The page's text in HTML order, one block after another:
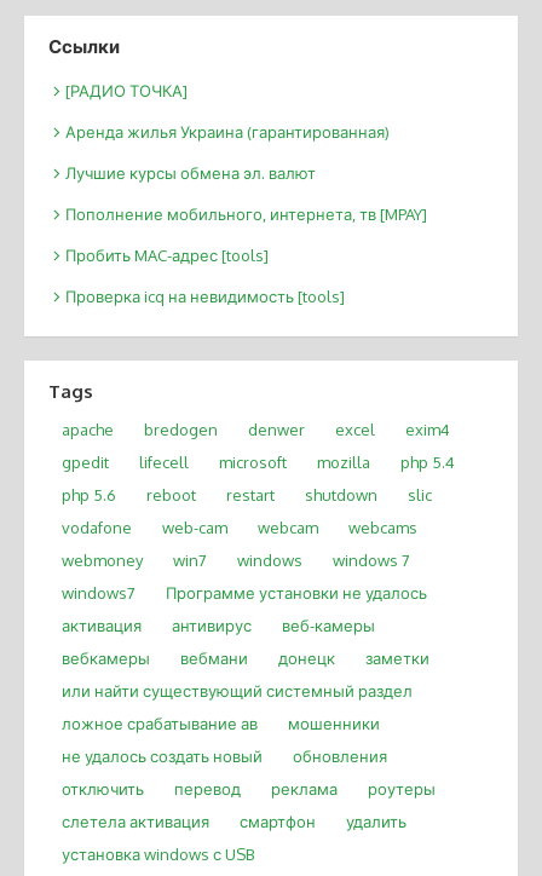
Ссылки
[РАДИО ТОЧКА]
Аренда жилья Украина (гарантированная)
Лучшие курсы обмена эл. валют
Пополнение мобильного, интернета, тв [MPAY]
Пробить MAC-адрес [tools]
Проверка icq на невидимость [tools]
Tags
apache bredogen denwer excel
exim4
gpedit
lifecell microsoft mozilla
php 5.4
php 5.6
reboot restart shutdown
slic
vodafone
web-cam webcam
webcams
webmoney
win7 windows
windows 7
windows7
Программе установки не удалось
активация
антивирус
веб-камеры
вебкамеры
вебмани донецк
заметки
или найти существующий системный раздел
ложное срабатывание ав
мошенники
не удалось создать новый
обновления
отключить
перевод реклама
роутеры
слетела активация
смартфон
удалить
установка windows с USB